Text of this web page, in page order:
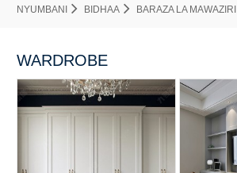
NYUMBANI BIDHAA BARAZA LA MAWAZIRI
WARDROBE